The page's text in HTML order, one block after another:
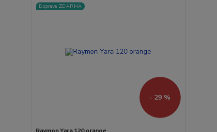
Doprava ZDARMA
- 29 %
Raymon Yara 120 orange